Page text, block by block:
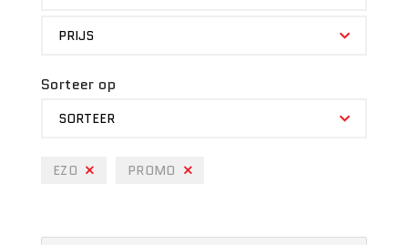
PRIJS
Sorteer op
SORTEER
EZO PROMO